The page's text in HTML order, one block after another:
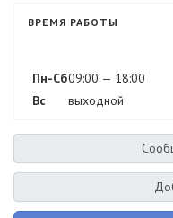
ВРЕМЯ РАБОТЫ
Пн-Сб09:00 — 18:00
Вс
выходной